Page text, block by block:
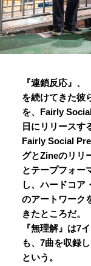
『連鎖反応』
を続けてきた彼
を、Fairly
日にリリースす
Fairly Social
グとZineのリリ
とテープフォー
し、ハードコア
のアートワーク
きたところだ。
『無理解』は7
も、7曲を収録
という。